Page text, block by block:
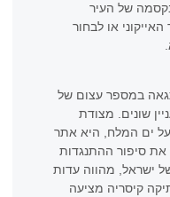
של העיר
או לבחור
במספר עצום של
שונים. מצודת
ים המלח, היא אתר
סיפור ההתנגדות
ישראל, מהווה עדות
קיסריה מציעה